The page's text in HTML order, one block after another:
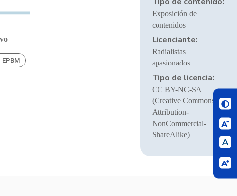
EPBM
Exposición de
contenidos
Licenciante:
Radialistas
apasionados
Tipo de licencia:
CC BY-NC-SA
(Creative Commons
Attribution-
NonCommercial-
ShareAlike)